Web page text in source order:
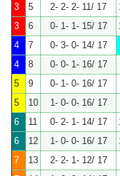
3
5 2- 2- 2- 11/ 17
3
6 0- 1- 1- 15/ 17
4
7 0- 3- 0- 14/ 17
4
8 0- 0- 1- 16/ 17
5
9 0- 1- 0- 16/ 17
5
10 1- 0- 0- 16/ 17
6
11 0- 2- 1- 14/ 17
6
12 1- 0- 0- 16/ 17
7
13 2- 2- 1- 12/ 17